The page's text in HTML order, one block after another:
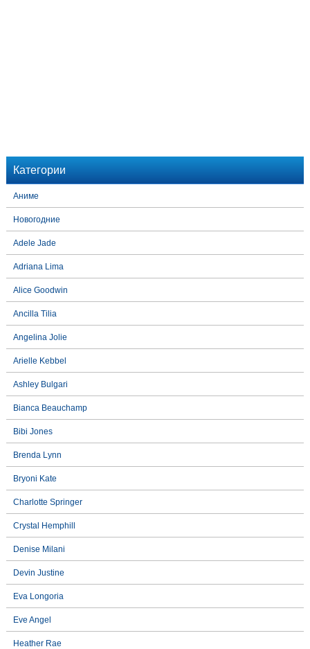
Категории
Аниме
Новогодние
Adele Jade
Adriana Lima
Alice Goodwin
Ancilla Tilia
Angelina Jolie
Arielle Kebbel
Ashley Bulgari
Bianca Beauchamp
Bibi Jones
Brenda Lynn
Bryoni Kate
Charlotte Springer
Crystal Hemphill
Denise Milani
Devin Justine
Eva Longoria
Eve Angel
Heather Rae